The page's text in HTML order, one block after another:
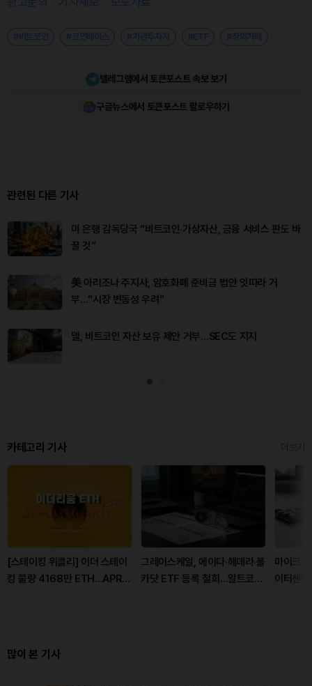
#비트코인 #코인베이스 #기관투자자 #ETF #장외거래
텔레그램에서 토큰포스트 속보 보기
구글뉴스에서 토큰포스트 팔로우하기
관련된 다른 기사
미 은행 감독당국 “비트코인·가상자산, 금융 서비스 판도 바
꿀 것”
美 아리조나 주지사, 암호화폐 준비금 법안 잇따라 거
부…“시장 변동성 우려”
델, 비트코인 자산 보유 제안 거부…SEC도 지지
카테고리 기사
[스테이킹 위클리] 이더 스테이
킹 물량 4168만 ETH…APR
그레이스케일, 에이다·헤데라·폴
카닷 ETF 등록 철회…알트코인
마이크
이터센
많이 본 기사